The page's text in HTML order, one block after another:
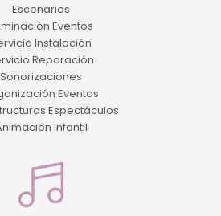
Escenarios
Eventos
Instalación
Reparación
Sonorizaciones
Eventos
Espectáculos
Infantil